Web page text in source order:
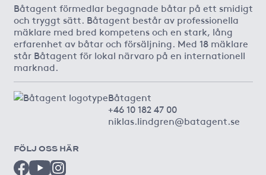
Båtagent förmedlar begagnade båtar på ett smidigt
och tryggt sätt. Båtagent består av professionella
mäklare med bred kompetens och en stark, lång
erfarenhet av båtar och försäljning. Med 18 mäklare
står Båtagent för lokal närvaro på en internationell
marknad.
Båtagent
+46 10 182 47 00
niklas.lindgren@batagent.se
FÖLJ OSS HÄR